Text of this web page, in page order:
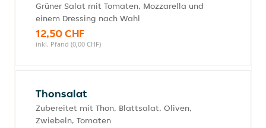
Grüner Salat mit Tomaten, Mozzarella und
einem Dressing nach Wahl
12,50 CHF
inkl. Pfand (0,00 CHF)
Thonsalat
Zubereitet mit Thon, Blattsalat, Oliven,
Zwiebeln, Tomaten